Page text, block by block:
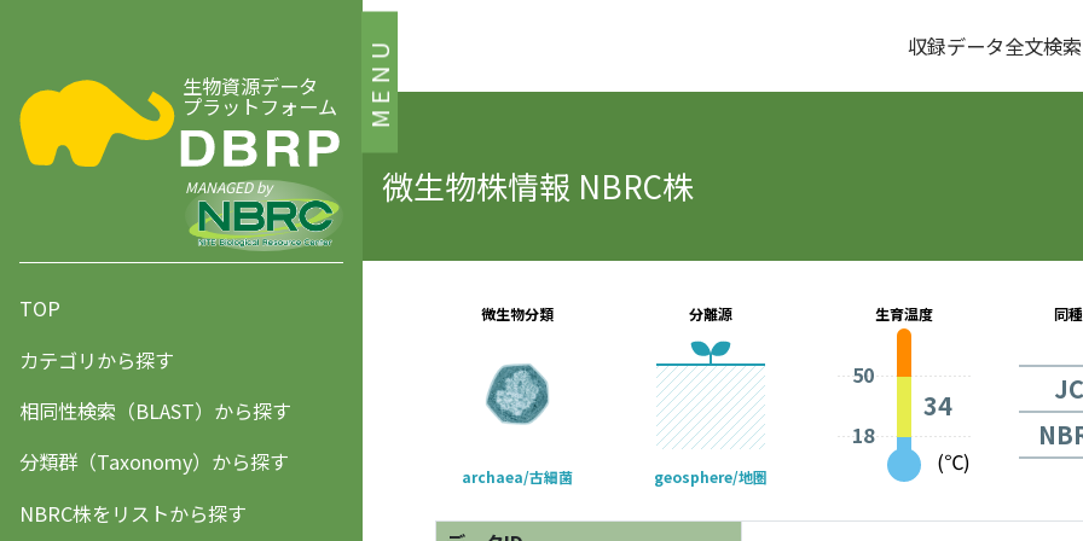
MENU
生物資源データ
プラットフォーム
MANAGED by
TOP
カテゴリから探す
相同性検索（BLAST）から探す
分類群（Taxonomy）から探す
NBRC株をリストから探す
収録データ全文検索
微生物株情報 NBRC株